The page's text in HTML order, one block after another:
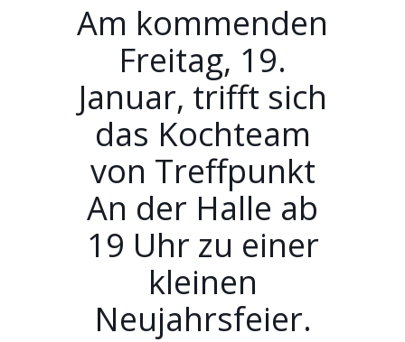
Am kommenden
Freitag, 19.
Januar, trifft sich
das Kochteam
von Treffpunkt
An der Halle ab
19 Uhr zu einer
kleinen
Neujahrsfeier.